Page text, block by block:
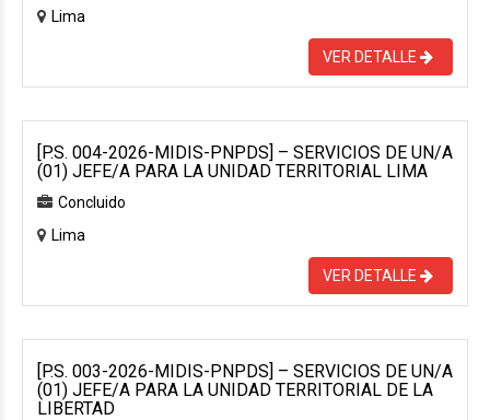
Lima
VER DETALLE
[P.S. 004-2026-MIDIS-PNPDS] – SERVICIOS DE UN/A
(01) JEFE/A PARA LA UNIDAD TERRITORIAL LIMA
Concluido
Lima
VER DETALLE
[P.S. 003-2026-MIDIS-PNPDS] – SERVICIOS DE UN/A
(01) JEFE/A PARA LA UNIDAD TERRITORIAL DE LA
LIBERTAD